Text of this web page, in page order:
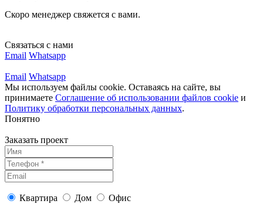
Скоро менеджер свяжется с вами.
Связаться с нами
Email Whatsapp
Email Whatsapp
Мы используем файлы cookie. Оставаясь на сайте, вы
принимаете Соглашение об использовании файлов cookie и
Политику обработки персональных данных.
Понятно
Заказать проект
Квартира Дом Офис